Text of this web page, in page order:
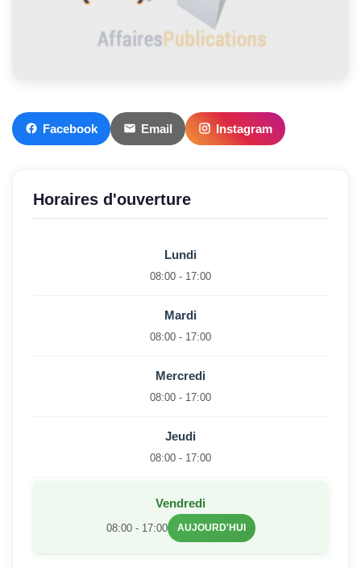
Facebook Email Instagram
Horaires d'ouverture
Lundi
08:00 - 17:00
Mardi
08:00 - 17:00
Mercredi
08:00 - 17:00
Jeudi
08:00 - 17:00
Vendredi
08:00 - 17:00 AUJOURD'HUI